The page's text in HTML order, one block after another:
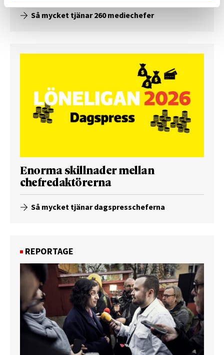
Så mycket tjänar 260 mediechefer
Enorma skillnader mellan
chefredaktörerna
Så mycket tjänar dagspresscheferna
REPORTAGE